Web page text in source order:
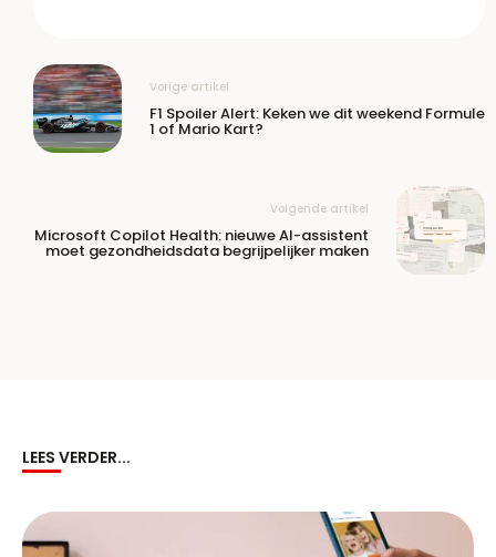
Vorige artikel
F1 Spoiler Alert: Keken we dit weekend Formule
1 of Mario Kart?
Volgende artikel
Microsoft Copilot Health: nieuwe AI-assistent
moet gezondheidsdata begrijpelijker maken
LEES VERDER...